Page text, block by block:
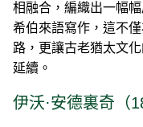
相融合，編織出一幅
希伯來語寫作，這不
路，更讓古老猶太文
延續。
伊沃·安德裏奇（